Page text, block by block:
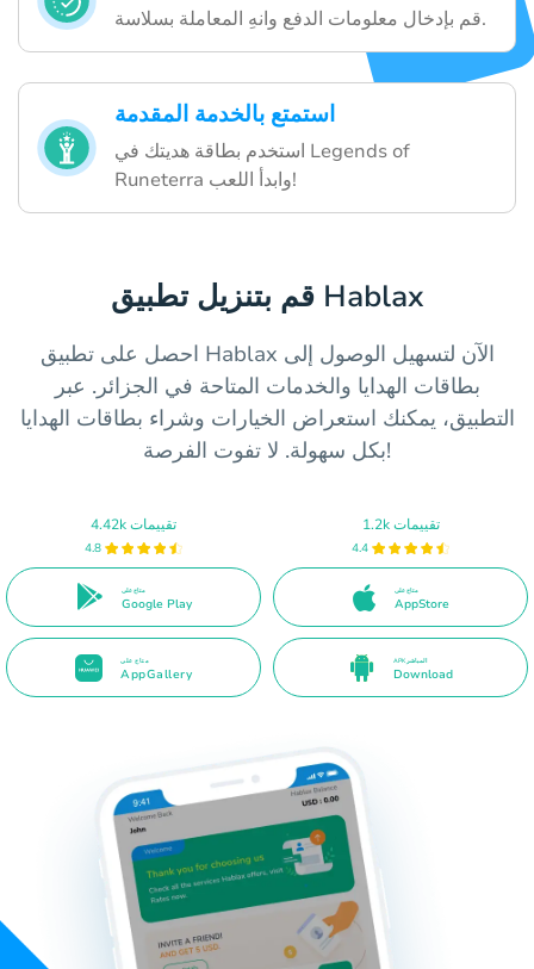
قم بإدخال معلومات الدفع وانهِ المعاملة بسلاسة.
استمتع بالخدمة المقدمة
استخدم بطاقة هديتك في Legends of
Runeterra وابدأ اللعب!
قم بتنزيل تطبيق Hablax
احصل على تطبيق Hablax الآن لتسهيل الوصول إلى
بطاقات الهدايا والخدمات المتاحة في الجزائر. عبر
التطبيق، يمكنك استعراض الخيارات وشراء بطاقات الهدايا
بكل سهولة. لا تفوت الفرصة!
4.42k تقييمات
4.8
متاح على
Google Play
1.2k تقييمات
4.4
متاح على
AppStore
متاح على
AppGallery
APK المباشر
Download